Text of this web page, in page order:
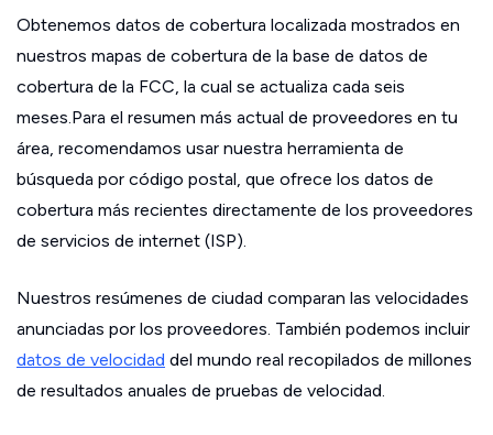
Obtenemos datos de cobertura localizada mostrados en
nuestros mapas de cobertura de la base de datos de
cobertura de la FCC, la cual se actualiza cada seis
meses.Para el resumen más actual de proveedores en tu
área, recomendamos usar nuestra herramienta de
búsqueda por código postal, que ofrece los datos de
cobertura más recientes directamente de los proveedores
de servicios de internet (ISP).
Nuestros resúmenes de ciudad comparan las velocidades
anunciadas por los proveedores. También podemos incluir
datos de velocidad del mundo real recopilados de millones
de resultados anuales de pruebas de velocidad.